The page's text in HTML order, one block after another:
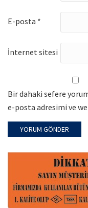
E-posta *
İnternet sitesi
Bir dahaki sefere
e-posta adresimi ve